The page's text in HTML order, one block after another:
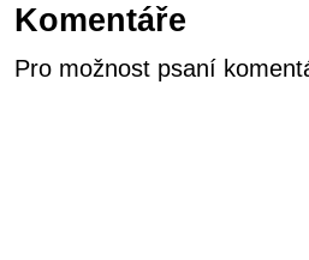
Komentáře
Pro možnost psaní